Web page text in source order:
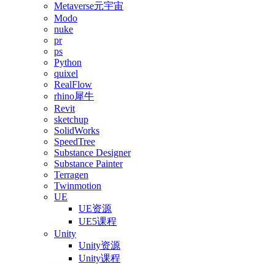
Metaverse元宇宙
Modo
nuke
pr
ps
Python
quixel
RealFlow
rhino犀牛
Revit
sketchup
SolidWorks
SpeedTree
Substance Designer
Substance Painter
Terragen
Twinmotion
UE
UE资源
UE5课程
Unity
Unity资源
Unity课程